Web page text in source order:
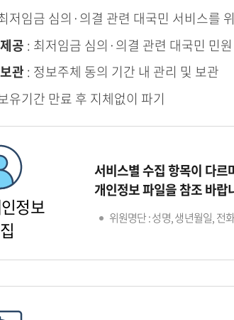
저임금 심의·의결 관련 대국민 서비스를
공 : 최저임금 심의·의결 관련 대국민 민
관 : 정보주체 동의 기간 내 관리 및 보관
유기간 만료 후 지체없이 파기
정보
서비스별 수집 항목이 다
개인정보 파일을 참조 바랍
위원명단 : 성명, 생년월일, 전